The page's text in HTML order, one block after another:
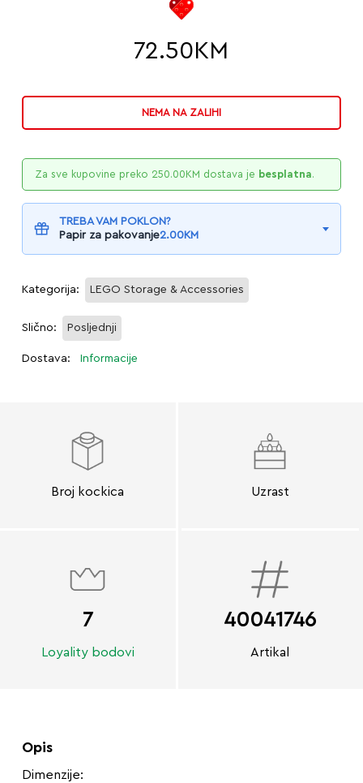
72.50 KM
NEMA NA ZALIHI
Za sve kupovine preko 250.00 KM dostava je besplatna.
TREBA VAM POKLON?
Papir za pakovanje2.00KM
Kategorija: LEGO Storage & Accessories
Slično: Posljednji
Dostava: Informacije
Broj kockica Uzrast
7
Loyality bodovi
40041746
Artikal
Opis
Dimenzije: